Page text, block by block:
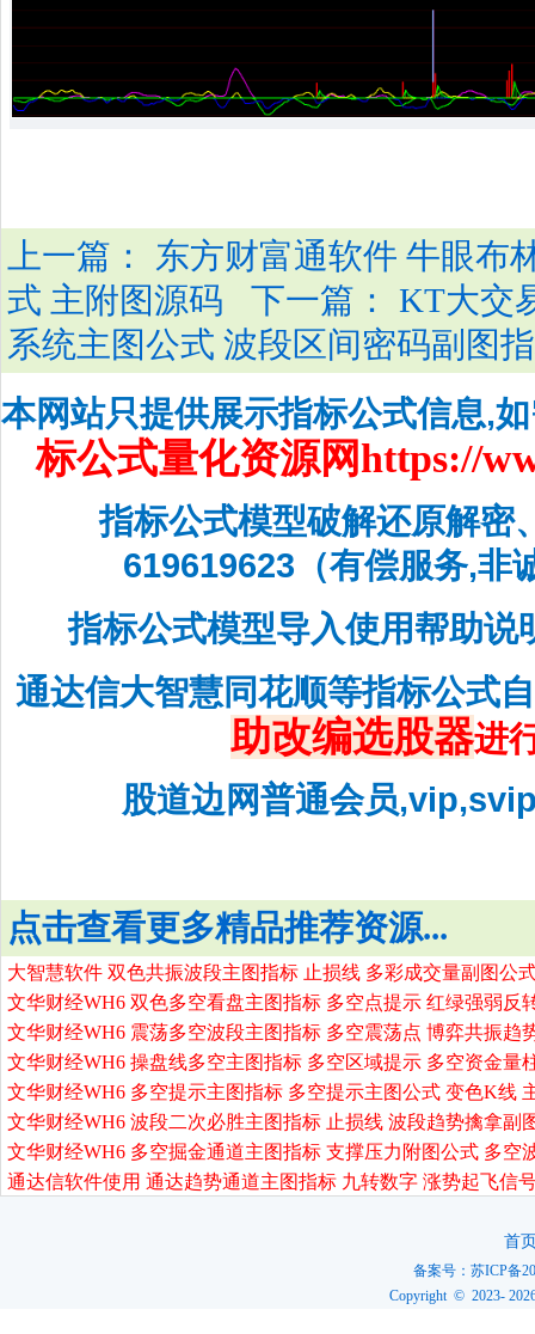
上一篇： 东方财富通软件 牛眼布
式 主附图源码
下一篇： KT大交
系统主图公式 波段区间密码副图
本网站只提供展示指标公式信息,
标公式量化资源网https://
指标公式模型破解还原解密
619619623（有偿服务,非
指标公式模型导入使用帮助说
通达信大智慧同花顺等指标公式
助改编选股器进
股道边网普通会员
点击查看更多精品推荐资源...
大智慧软件 双色共振波段主图指标 止损线 多彩成交量副图公
文华财经WH6 双色多空看盘主图指标 多空点提示 红绿强弱反
文华财经WH6 震荡多空波段主图指标 多空震荡点 博弈共振趋
文华财经WH6 操盘线多空主图指标 多空区域提示 多空资金量
文华财经WH6 多空提示主图指标 多空提示主图公式 变色K线
文华财经WH6 波段二次必胜主图指标 止损线 波段趋势擒拿副
文华财经WH6 多空掘金通道主图指标 支撑压力附图公式 多空
通达信软件使用 通达趋势通道主图指标 九转数字 涨势起飞信
首
备案号：苏ICP备
Copyright © 2023-